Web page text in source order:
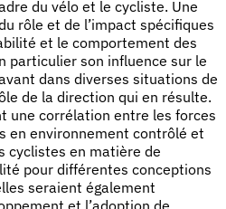
du vélo et le cycliste. Une
rôle et de l’impact spécifiques
et le comportement des
particulier son influence sur le
dans diverses situations de
de la direction qui en résulte.
une corrélation entre les forces
en environnement contrôlé et
cyclistes en matière de
pour différentes conceptions
seraient également
et l’adoption de